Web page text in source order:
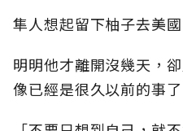
隼人想起留下柚子去美
明明他才離開沒幾天，
像已經是很久以前的事了